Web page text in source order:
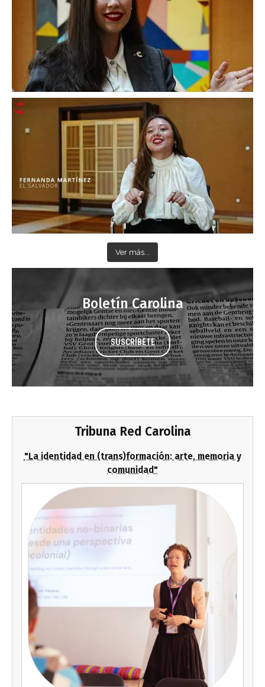
Ver más...
Boletín Carolina
SUSCRÍBETE
Tribuna Red Carolina
"La identidad en (trans)formación: arte, memoria y
comunidad"